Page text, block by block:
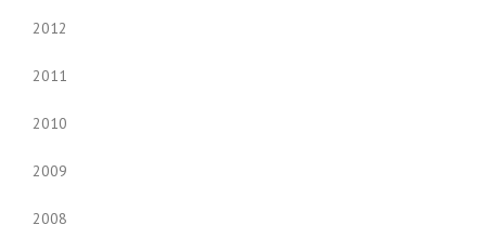
2012
2011
2010
2009
2008